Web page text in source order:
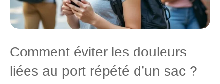
Comment éviter les douleurs
liées au port répété d’un sac ?